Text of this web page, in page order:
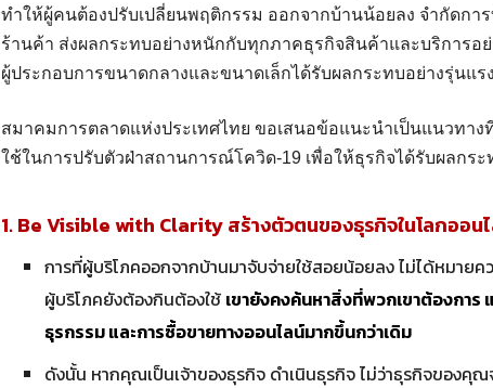
ทำให้ผู้คนต้องปรับเปลี่ยนพฤติกรรม ออกจากบ้านน้อยลง จำกัดการ
ร้านค้า ส่งผลกระทบอย่างหนักกับทุกภาคธุรกิจสินค้าและบริการอย่
ผู้ประกอบการขนาดกลางและขนาดเล็กได้รับผลกระทบอย่างรุ่นแร
สมาคมการตลาดแห่งประเทศไทย ขอเสนอข้อแนะนำเป็นแนวทาง
ใช้ในการปรับตัวฝ่าสถานการณ์โควิด-19 เพื่อให้ธุรกิจได้รับผลกร
1. Be Visible with Clarityสร้างตัวตนของธุรกิจในโลกออน
การที่ผู้บริโภคออกจากบ้านมาจับจ่ายใช้สอยน้อยลง ไม่ได้หมายค
ผู้บริโภคยังต้องกินต้องใช้ เขายังคงค้นหาสิ่งที่พวกเขาต้องกา
ธุรกรรม และการซื้อขายทางออนไลน์มากขึ้นกว่าเดิม
ดังนั้น หากคุณเป็นเจ้าของธุรกิจ ดำเนินธุรกิจ ไม่ว่าธุรกิจของคุณ